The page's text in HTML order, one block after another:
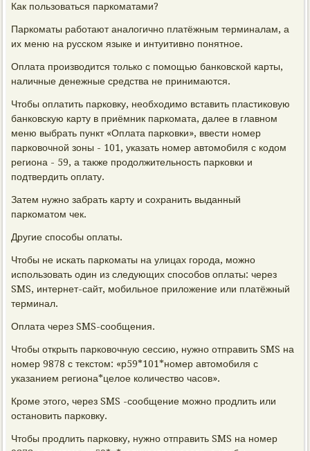
Как пользоваться паркоматами?
Паркоматы работают аналогично платёжным терминалам, а
их меню на русском языке и интуитивно понятное.
Оплата производится только с помощью банковской карты,
наличные денежные средства не принимаются.
Чтобы оплатить парковку, необходимо вставить пластиковую
банковскую карту в приёмник паркомата, далее в главном
меню выбрать пункт «Оплата парковки», ввести номер
парковочной зоны - 101, указать номер автомобиля с кодом
региона - 59, а также продолжительность парковки и
подтвердить оплату.
Затем нужно забрать карту и сохранить выданный
паркоматом чек.
Другие способы оплаты.
Чтобы не искать паркоматы на улицах города, можно
использовать один из следующих способов оплаты: через
SMS, интернет-сайт, мобильное приложение или платёжный
терминал.
Оплата через SMS-сообщения.
Чтобы открыть парковочную сессию, нужно отправить SMS на
номер 9878 с текстом: «р59*101*номер автомобиля с
указанием региона*целое количество часов».
Кроме этого, через SMS -сообщение можно продлить или
остановить парковку.
Чтобы продлить парковку, нужно отправить SMS на номер